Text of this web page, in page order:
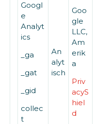
Googl
e
Analyt
ics
_ga
_gat
_gid
collec
t
An
alyt
isch
Goo
gle
LLC,
Am
erik
a
Priv
acyS
hiel
d